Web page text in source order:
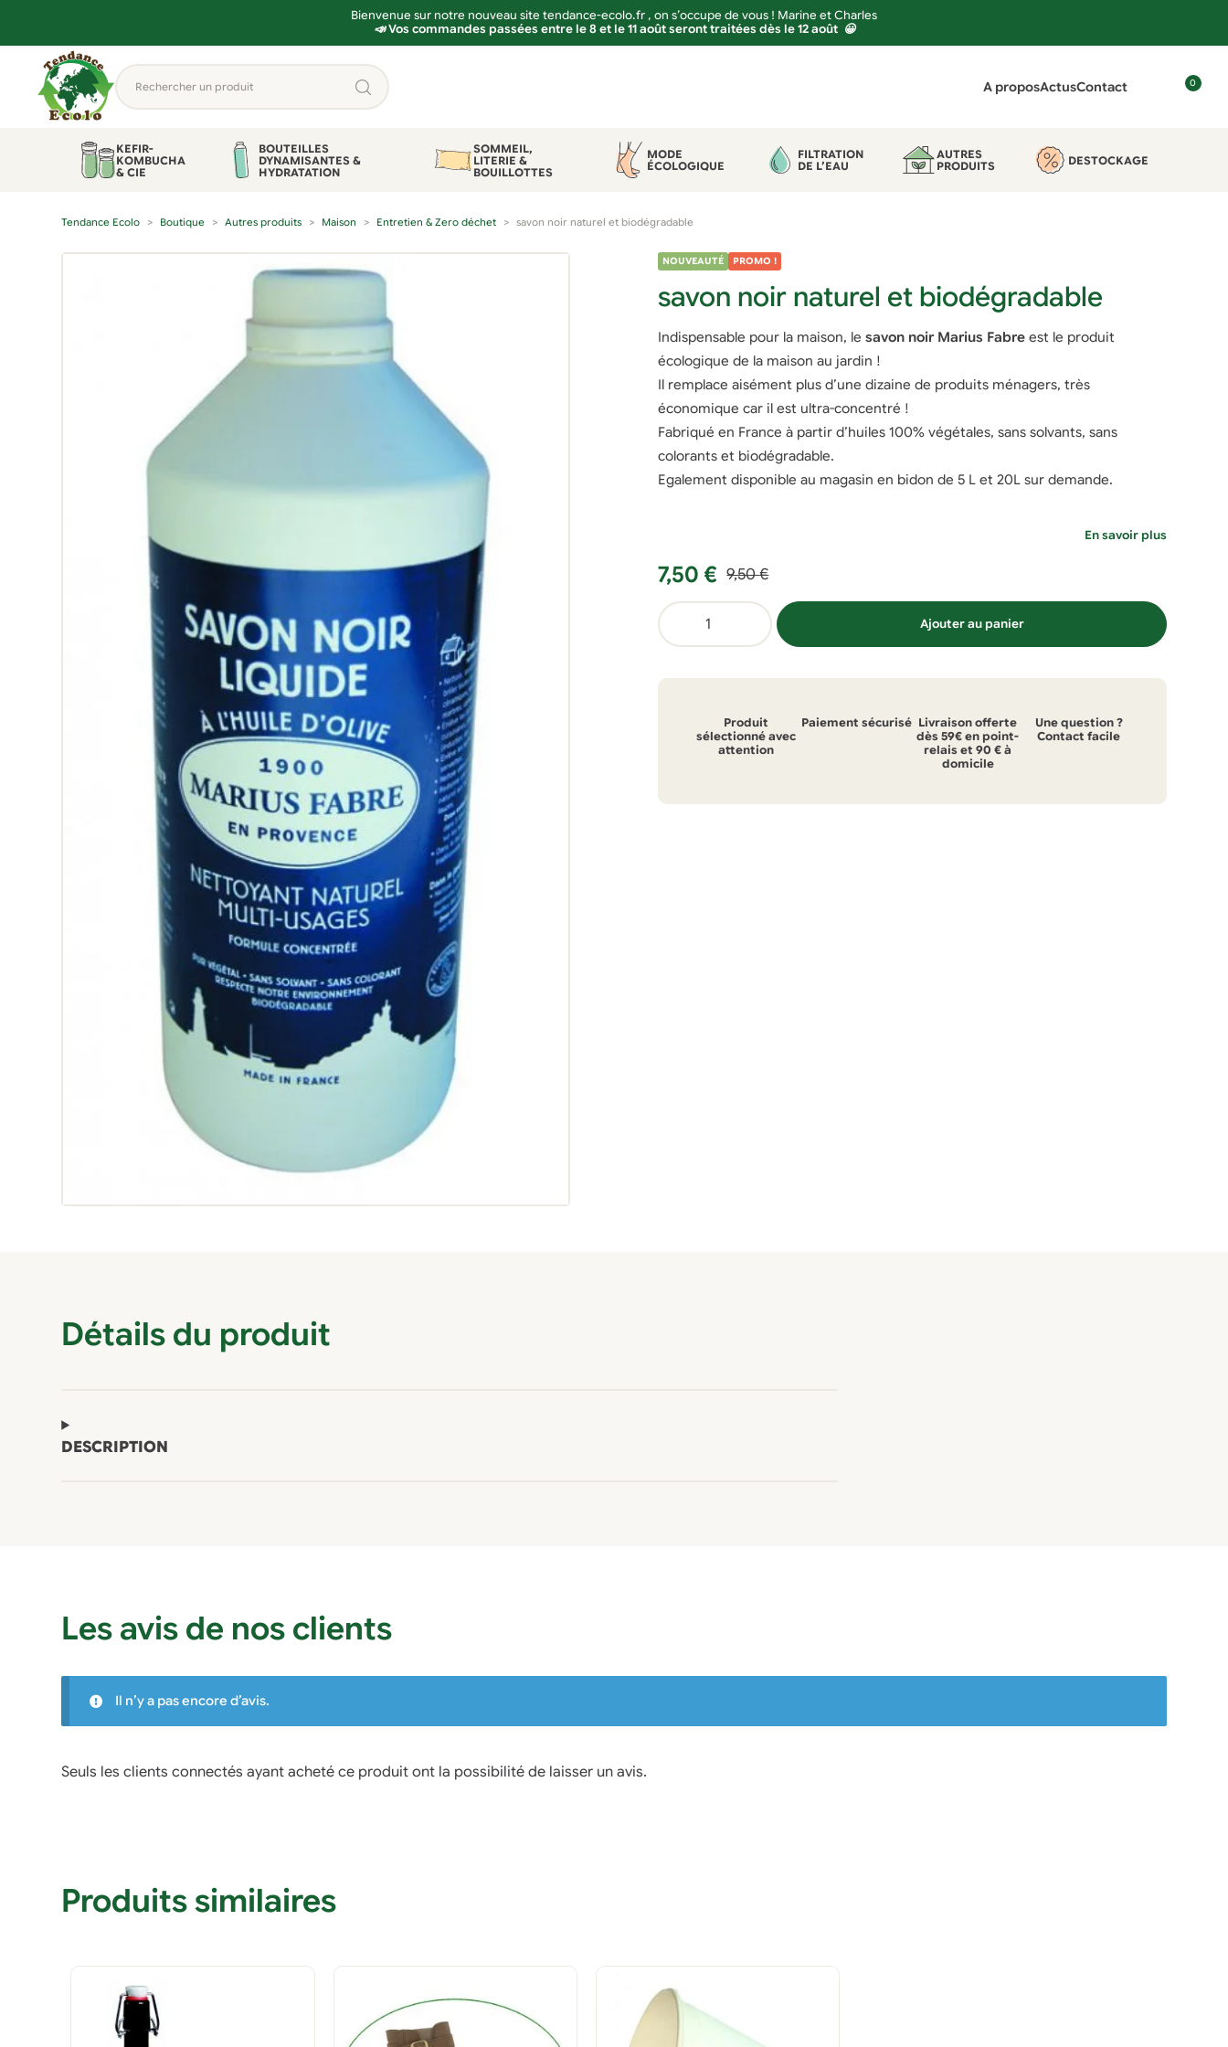
Bienvenue sur notre nouveau site tendance-ecolo.fr , on s’occupe de vous ! Marine et Charles
📣 Vos commandes passées entre le 8 et le 11 août seront traitées dès le 12 août 😀
contenu
Rechercher
un
A proposActusContact
n
0
KEFIR-
KOMBUCHA
& CIE
BOUTEILLES
DYNAMISANTES &
HYDRATATION
SOMMEIL,
LITERIE &
BOUILLOTTES
MODE
ÉCOLOGIQUE
FILTRATION
DE L’EAU
AUTRES
PRODUITS
DESTOCKAGE
Tendance Ecolo Boutique Autres produits Maison Entretien & Zero déchet savon noir naturel et biodégradable
NOUVEAUTÉ PROMO !
savon noir naturel et biodégradable
Indispensable pour la maison, lesavon noir Marius Fabre est le produit
écologique de la maison au jardin !
Il remplace aisément plus d’une dizaine de produits ménagers, très
économique car il est ultra-concentré !
Fabriqué en France à partir d’huiles 100% végétales, sans solvants, sans
colorants et biodégradable.
Egalement disponible au magasin en bidon de 5 L et 20L sur demande.
En savoir plus
9,50€
Le
prix
initial
était :
9,50 €.
7,50 €
Le
prix
actuel
est :
7,50 €.
quantité
de
noir
biodégradable
Ajouter au panier
Produit
sélectionné avec
attention
Paiement sécurisé Livraison offerte
dès 59€ en point-
relais et 90 € à
domicile
Une question ?
Contact facile
Détails du produit
DESCRIPTION
Les avis de nos clients
Il n’y a pas encore d’avis.
Seuls les clients connectés ayant acheté ce produit ont la possibilité de laisser un avis.
Produits similaires